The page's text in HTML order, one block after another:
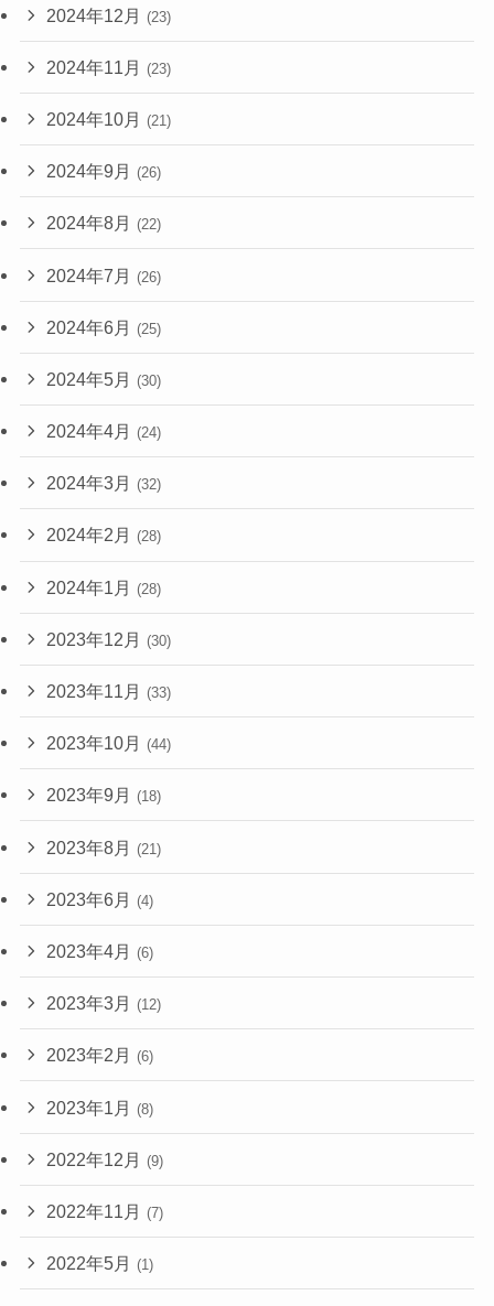
2024年12月 (23)
2024年11月 (23)
2024年10月 (21)
2024年9月 (26)
2024年8月 (22)
2024年7月 (26)
2024年6月 (25)
2024年5月 (30)
2024年4月 (24)
2024年3月 (32)
2024年2月 (28)
2024年1月 (28)
2023年12月 (30)
2023年11月 (33)
2023年10月 (44)
2023年9月 (18)
2023年8月 (21)
2023年6月 (4)
2023年4月 (6)
2023年3月 (12)
2023年2月 (6)
2023年1月 (8)
2022年12月 (9)
2022年11月 (7)
2022年5月 (1)